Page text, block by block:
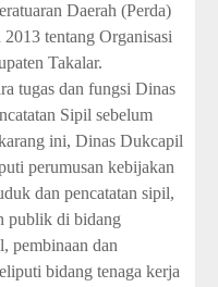
Daerah (Perda)
tentang Organisasi
Takalar.
tugas dan fungsi Dinas
Sipil sebelum
ini, Dinas Dukcapil
perumusan kebijakan
dan pencatatan sipil,
publik di bidang
pembinaan dan
bidang tenaga kerja